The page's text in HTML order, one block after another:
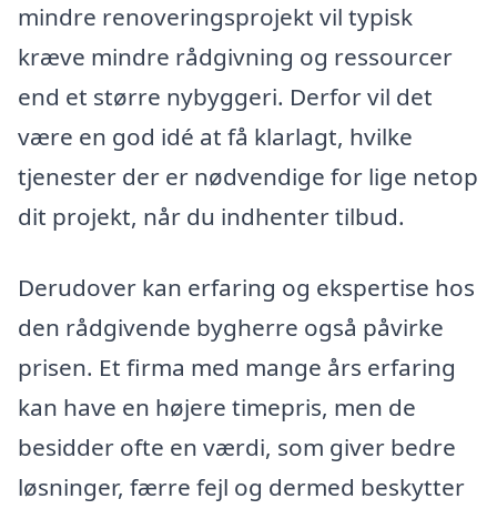
mindre renoveringsprojekt vil typisk
kræve mindre rådgivning og ressourcer
end et større nybyggeri. Derfor vil det
være en god idé at få klarlagt, hvilke
tjenester der er nødvendige for lige netop
dit projekt, når du indhenter tilbud.
Derudover kan erfaring og ekspertise hos
den rådgivende bygherre også påvirke
prisen. Et firma med mange års erfaring
kan have en højere timepris, men de
besidder ofte en værdi, som giver bedre
løsninger, færre fejl og dermed beskytter